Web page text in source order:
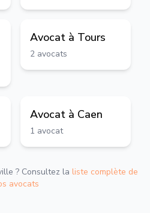
Avocat à Tours
2 avocats
Avocat à Caen
1 avocat
? Consultez la liste complète de
avocats